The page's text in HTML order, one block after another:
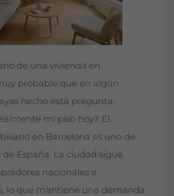
de una vivienda en
probable que en algún
hecho esta pregunta:
mi piso hoy? El
en Barcelona es uno de
de España. La ciudad sigue
nacionales e
lo que mantiene una demanda